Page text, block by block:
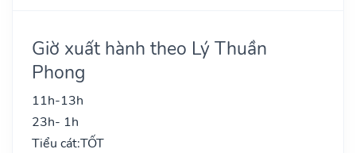
Giờ xuất hành theo Lý Thuần
Phong
11h-13h
23h- 1h
Tiểu cát:TỐT